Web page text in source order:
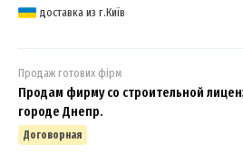
доставка из г.Київ
Продаж готових фірм
Продам фирму со строительной
городе Днепр.
Договорная